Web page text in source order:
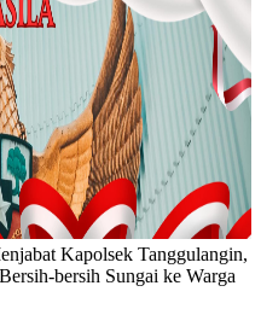
Kapolsek Tanggulangin,
bersih Sungai ke Warga